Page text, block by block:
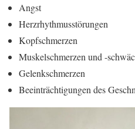
Angst
Herzrhythmusstörungen
Kopfschmerzen
Muskelschmerzen und -
Gelenkschmerzen
Beeinträchtigungen des